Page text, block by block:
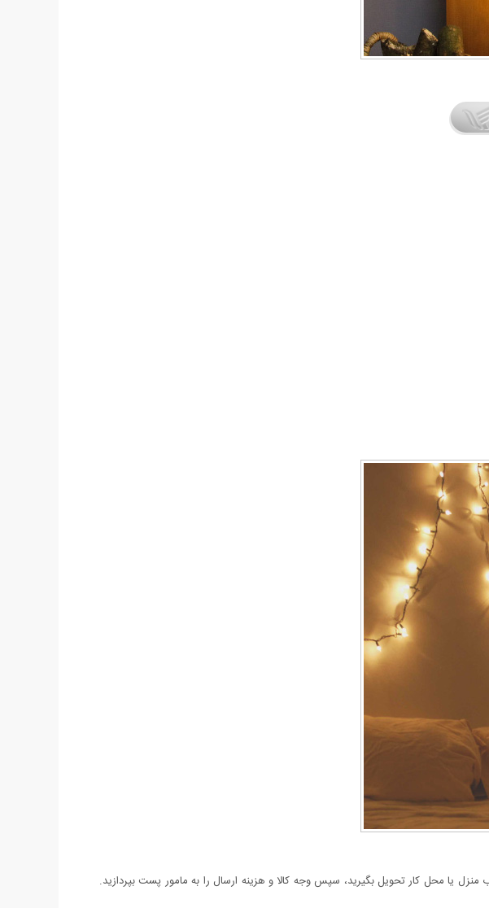
یا محل کار تحویل بگیرید، سپس وجه کالا و هزینه ارسال را به مامور پست بپردازید.